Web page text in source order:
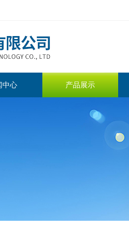
中心 产品展示